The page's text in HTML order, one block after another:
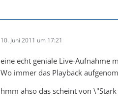
10. Juni 2011 um 17:21
eine echt geniale Live-Aufnahme
Wo immer das Playback
hmm ahso das scheint von